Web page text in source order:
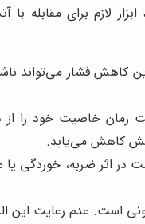
لازم برای مقابله با
فشار می‌تواند
زمان خاصیت خود
کاهش می‌یابد.
اثر ضربه، خوردگی
است. عدم رعایت این